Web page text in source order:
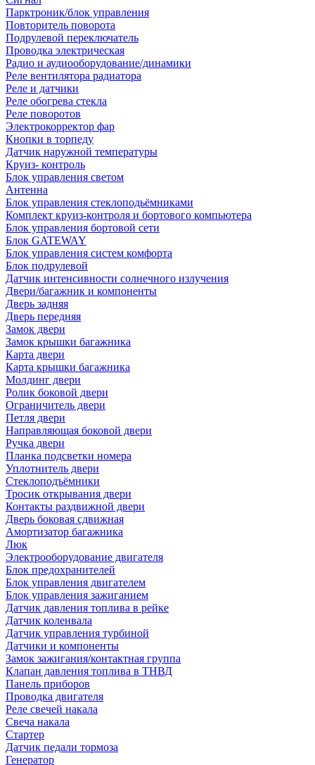
Парктроник/блок управления
Повторитель поворота
Подрулевой переключатель
Проводка электрическая
Радио и аудиооборудование/динамики
Реле вентилятора радиатора
Реле и датчики
Реле обогрева стекла
Реле поворотов
Электрокорректор фар
Кнопки в торпеду
Датчик наружной температуры
Круиз- контроль
Блок управления светом
Антенна
Блок управления стеклоподьёмниками
Комплект круиз-контроля и бортового компьютера
Блок управления бортовой сети
Блок GATEWAY
Блок управления систем комфорта
Блок подрулевой
Датчик интенсивности солнечного излучения
Двери/багажник и компоненты
Дверь задняя
Дверь передняя
Замок двери
Замок крышки багажника
Карта двери
Карта крышки багажника
Молдинг двери
Ролик боковой двери
Ограничитель двери
Петля двери
Направляющая боковой двери
Ручка двери
Планка подсветки номера
Уплотнитель двери
Стеклоподъёмники
Тросик открывания двери
Контакты раздвижной двери
Дверь боковая сдвижная
Амортизатор багажника
Люк
Электрооборудование двигателя
Блок предохранителей
Блок управления двигателем
Блок управления зажиганием
Датчик давления топлива в рейке
Датчик коленвала
Датчик управления турбиной
Датчики и компоненты
Замок зажигания/контактная группа
Клапан давления топлива в ТНВД
Панель приборов
Проводка двигателя
Реле свечей накала
Свеча накала
Стартер
Датчик педали тормоза
Генератор